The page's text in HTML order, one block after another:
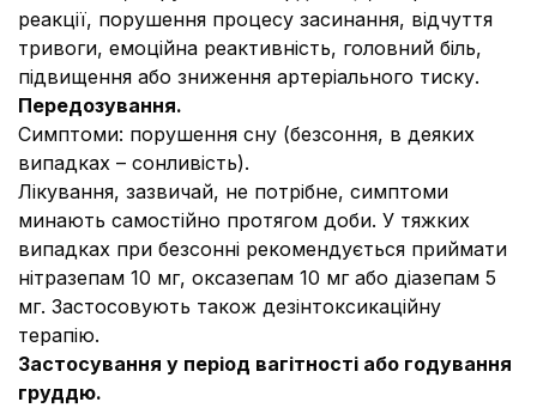
реакції, порушення процесу засинання, відчуття
тривоги, емоційна реактивність, головний біль,
підвищення або зниження артеріального тиску.
Передозування.
Симптоми: порушення сну (безсоння, в деяких
випадках – сонливість).
Лікування, зазвичай, не потрібне, симптоми
минають самостійно протягом доби. У тяжких
випадках при безсонні рекомендується приймати
нітразепам 10 мг, оксазепам 10 мг або діазепам 5
мг. Застосовують також дезінтоксикаційну
терапію.
Застосування у період вагітності або годування
груддю.